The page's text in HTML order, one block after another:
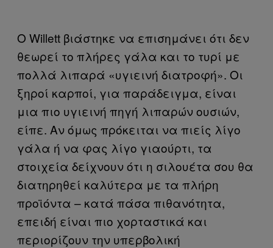
Ο Willett βιάστηκε να επισημάνει ότι δεν
θεωρεί το πλήρες γάλα και το τυρί με
πολλά λιπαρά «υγιεινή διατροφή». Οι
ξηροί καρποί, για παράδειγμα, είναι
μια πιο υγιεινή πηγή λιπαρών ουσιών,
είπε. Αν όμως πρόκειται να πιείς λίγο
γάλα ή να φας λίγο γιαούρτι, τα
στοιχεία δείχνουν ότι η σιλουέτα σου θα
διατηρηθεί καλύτερα με τα πλήρη
προϊόντα – κατά πάσα πιθανότητα,
επειδή είναι πιο χορταστικά και
περιορίζουν την υπερβολική